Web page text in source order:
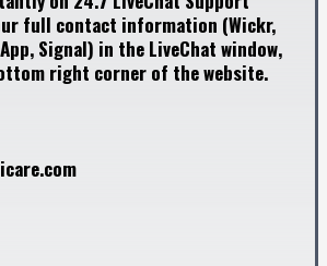
full contact information (Wickr,
Signal) in the LiveChat window,
right corner of the website.